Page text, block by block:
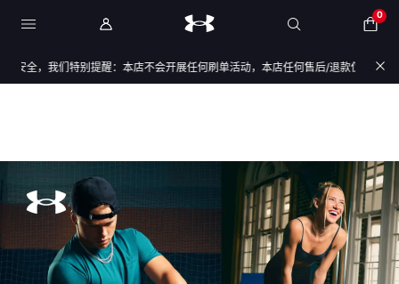
0
全，我们特别提醒：本店不会开展任何刷单活动，本店任何售后/退款仅通过店